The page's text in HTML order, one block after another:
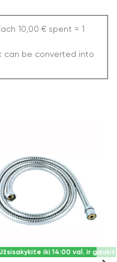
10,00 € spent = 1
can be converted into
iki 14:00 val. ir